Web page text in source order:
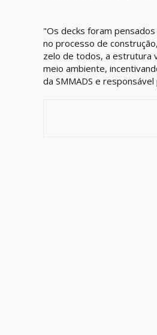
"Os decks foram
no processo de
zelo de todos, a estrutura
meio ambiente,
da SMMADS e